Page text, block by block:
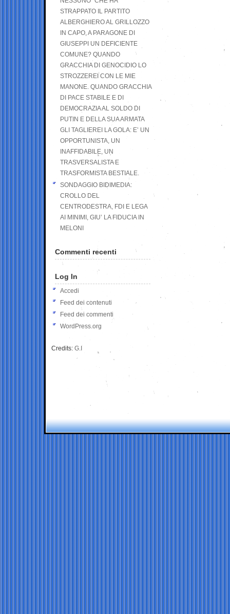
STRAPPATO IL PARTITO
ALBERGHIERO AL GRILLOZZO
IN CAPO, A PARAGONE DI
GIUSEPPI UN DEFICIENTE
COMUNE? QUANDO
GRACCHIA DI GENOCIDIO LO
STROZZEREI CON LE MIE
MANONE. QUANDO GRACCHIA
DI PACE STABILE E DI
DEMOCRAZIA AL SOLDO DI
PUTIN E DELLA SUA ARMATA
GLI TAGLIEREI LA GOLA: E’ UN
OPPORTUNISTA, UN
INAFFIDABILE, UN
TRASVERSALISTA E
TRASFORMISTA BESTIALE.
SONDAGGIO BIDIMEDIA:
CROLLO DEL
CENTRODESTRA, FDI E LEGA
AI MINIMI, GIU’ LA FIDUCIA IN
MELONI
Commenti recenti
Log In
Accedi
Feed dei contenuti
Feed dei commenti
WordPress.org
Credits: G.I